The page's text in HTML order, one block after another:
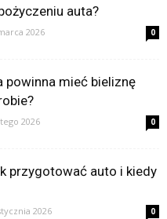
auta?
2026 0
powinna mieć bieliznę
2026 0
przygotować auto i kiedy
2026 0